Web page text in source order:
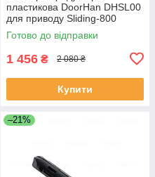
пластикова DoorHan DHSL00
для приводу Sliding-800
Готово до відправки
1 456 ₴ 2 080 ₴
Купити
–21%